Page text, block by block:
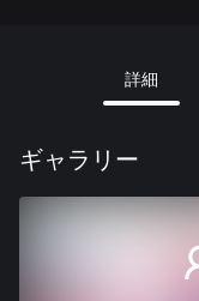
詳細
ギャラリー